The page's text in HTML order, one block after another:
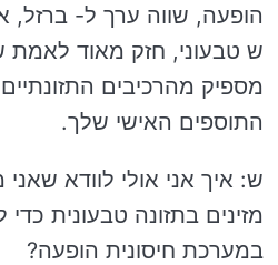
ש טבעוני, חזק מאוד
מספיק מהרכיבים
התוספים האישי שלך.
ש: איך אני אולי לוודא
מזינים בתזונה טבעונית
במערכת חיסונית הופעה?